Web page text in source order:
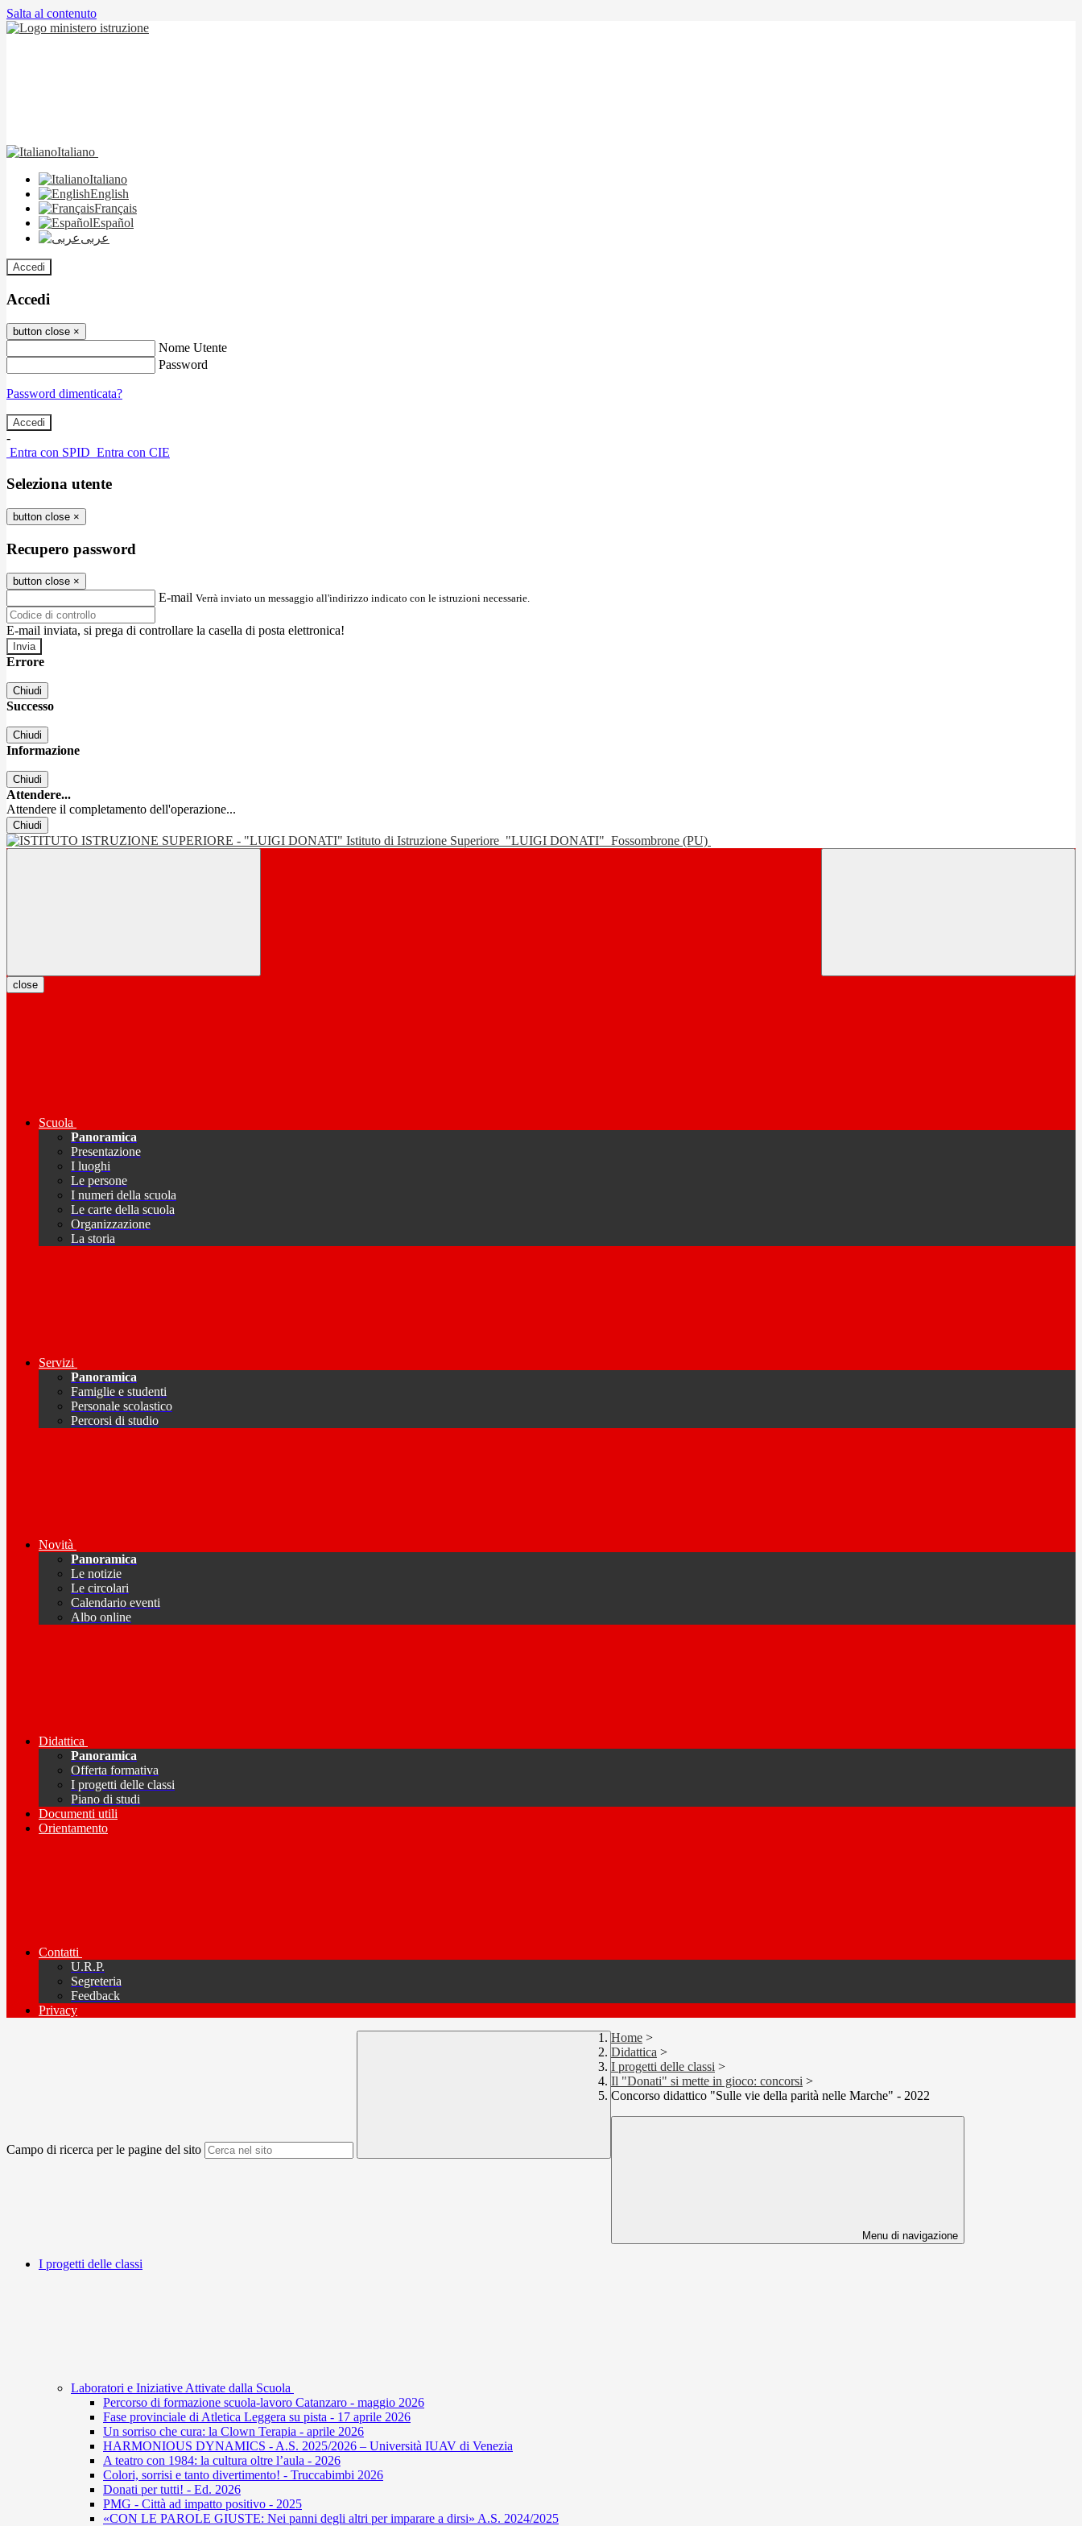
Salta al contenuto
Italiano
Italiano
English
Français
Español
عربى
Accedi
Accedi
button close ×
Nome Utente
Password
Password dimenticata?
-
Entra con SPID Entra con CIE
Seleziona utente
button close ×
Recupero password
button close ×
E-mail Verrà inviato un messaggio all'indirizzo indicato con le istruzioni necessarie.
E-mail inviata, si prega di controllare la casella di posta elettronica!
Errore
Chiudi
Successo
Chiudi
Informazione
Chiudi
Attendere...
Attendere il completamento dell'operazione...
Chiudi
Istituto di Istruzione Superiore "LUIGI DONATI" Fossombrone (PU)
close
Scuola
Panoramica
Presentazione
I luoghi
Le persone
I numeri della scuola
Le carte della scuola
Organizzazione
La storia
Servizi
Panoramica
Famiglie e studenti
Personale scolastico
Percorsi di studio
Novità
Panoramica
Le notizie
Le circolari
Calendario eventi
Albo online
Didattica
Panoramica
Offerta formativa
I progetti delle classi
Piano di studi
Documenti utili
Orientamento
Contatti
U.R.P.
Segreteria
Feedback
Privacy
Campo di ricerca per le pagine del sito
Home >
Didattica >
I progetti delle classi >
Il "Donati" si mette in gioco: concorsi >
Concorso didattico "Sulle vie della parità nelle Marche" - 2022
Menu di navigazione
I progetti delle classi
Laboratori e Iniziative Attivate dalla Scuola
Percorso di formazione scuola-lavoro Catanzaro - maggio 2026
Fase provinciale di Atletica Leggera su pista - 17 aprile 2026
Un sorriso che cura: la Clown Terapia - aprile 2026
HARMONIOUS DYNAMICS - A.S. 2025/2026 – Università IUAV di Venezia
A teatro con 1984: la cultura oltre l’aula - 2026
Colori, sorrisi e tanto divertimento! - Truccabimbi 2026
Donati per tutti! - Ed. 2026
PMG - Città ad impatto positivo - 2025
«CON LE PAROLE GIUSTE: Nei panni degli altri per imparare a dirsi» A.S. 2024/2025